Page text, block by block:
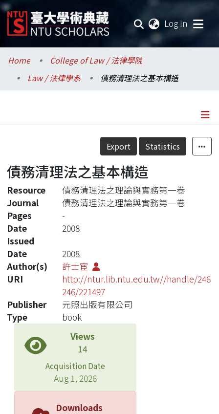
Log In
Communities & Collections
Research Outputs
Statistics
Home
College of Law / 法律學院
Law / 法律學系
債務清理法之基本構造
Details
Export Statistics
債務清理法之基本構造
Resource
債務清理法之理論與實務第一卷
Journal
債務清理法之理論與實務第一卷
Pages
-
Date
Issued
2008
Date
2008
Author(s)
許士宦
URI
http://ntur.lib.ntu.edu.tw//handle/246
246/221497
Publisher
元照出版有限公司
Type
book
Views
14
Acquisition Date
Aug 1, 2026
Downloads